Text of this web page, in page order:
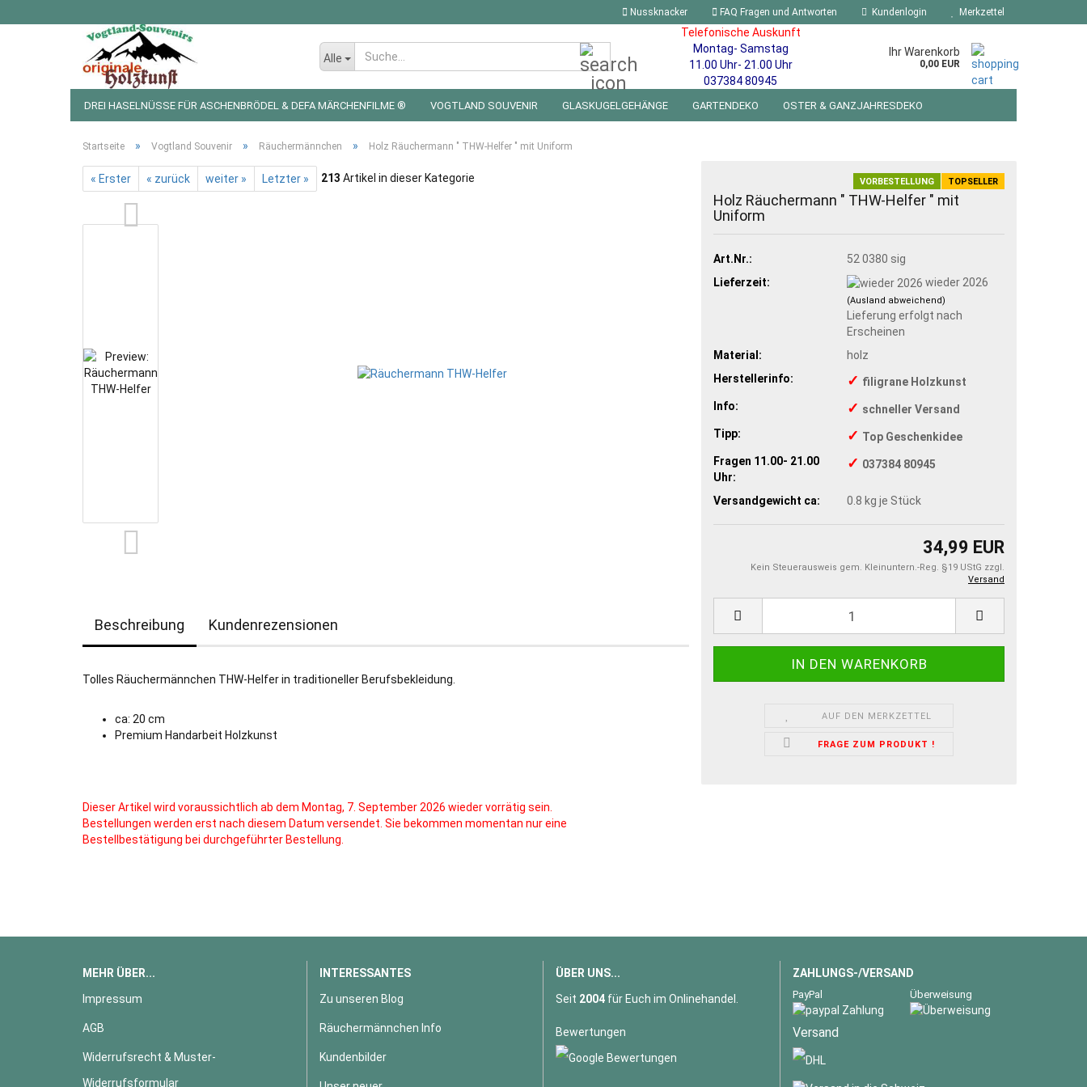
Nussknacker FAQ Fragen und Antworten Kundenlogin Merkzettel
Alle
Telefonische Auskunft
Montag- Samstag
11.00 Uhr- 21.00 Uhr
037384 80945
Ihr Warenkorb
0,00 EUR
DREI HASELNÜSSE FÜR ASCHENBRÖDEL & DEFA MÄRCHENFILME ® VOGTLAND SOUVENIR GLASKUGELGEHÄNGE GARTENDEKO OSTER & GANZJAHRESDEKO
NEUHEITEN %SONDERANGEBOTE%
Startseite » Vogtland Souvenir » Räuchermännchen » Holz Räuchermann " THW-Helfer " mit Uniform
« Erster « zurück weiter » Letzter » 213 Artikel in dieser Kategorie VORBESTELLUNG TOPSELLER
Holz Räuchermann " THW-Helfer " mit
Uniform
Art.Nr.:
52 0380 sig
Lieferzeit:
wieder 2026
(Ausland abweichend)
Lieferung erfolgt nach
Erscheinen
Material:
holz
Herstellerinfo:
✓ filigrane Holzkunst
Info:
✓ schneller Versand
Tipp:
✓ Top Geschenkidee
Fragen 11.00- 21.00
Uhr:
✓ 037384 80945
Versandgewicht ca: 0.8 kg je Stück
34,99 EUR
Kein Steuerausweis gem. Kleinuntern.-Reg. §19 UStG zzgl.
Versand
AUF DEN MERKZETTEL
FRAGE ZUM PRODUKT !
Beschreibung Kundenrezensionen
Tolles Räuchermännchen THW-Helfer in traditioneller Berufsbekleidung.
ca: 20 cm
Premium Handarbeit Holzkunst
Dieser Artikel wird voraussichtlich ab dem Montag, 7. September 2026 wieder vorrätig sein.
Bestellungen werden erst nach diesem Datum versendet. Sie bekommen momentan nur eine
Bestellbestätigung bei durchgeführter Bestellung.
MEHR ÜBER...
Impressum
AGB
Widerrufsrecht & Muster-
Widerrufsformular
INTERESSANTES
Zu unseren Blog
Räuchermännchen Info
Kundenbilder
ÜBER UNS...
Seit 2004 für Euch im Onlinehandel.
Bewertungen
ZAHLUNGS-/VERSAND
PayPal Überweisung
Versand